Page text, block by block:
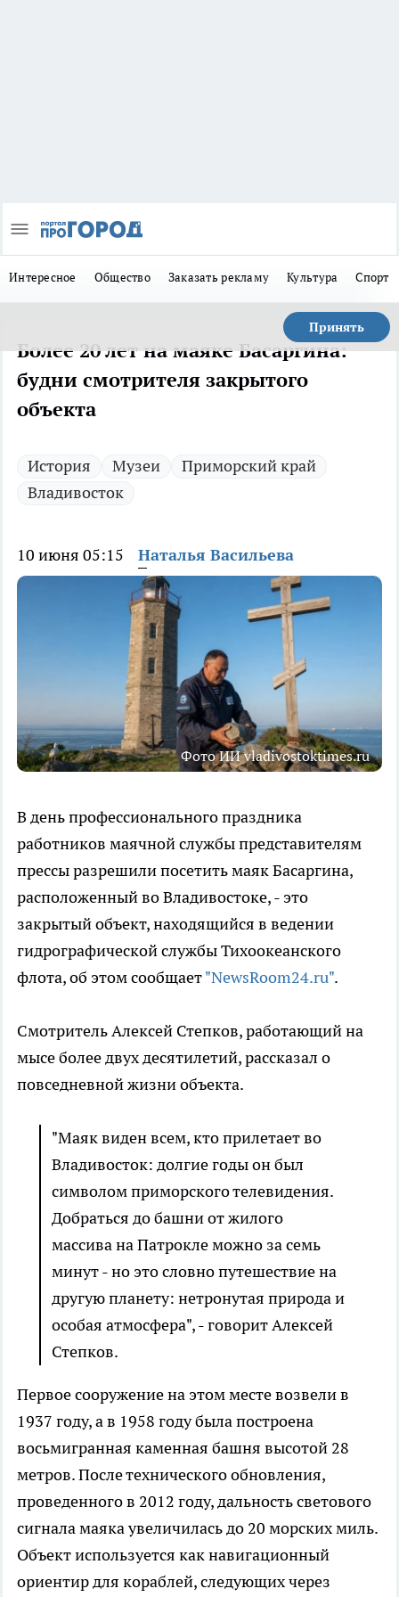
Интересное Общество Заказать рекламу Культура Спорт
Принять
Более 20 лет на маяке Басаргина:
будни смотрителя закрытого
объекта
История Музеи
Приморский край
Владивосток
10 июня 05:15 Наталья Васильева
Фото ИИ vladivostoktimes.ru
В день профессионального праздника
работников маячной службы представителям
прессы разрешили посетить маяк Басаргина,
расположенный во Владивостоке, - это
закрытый объект, находящийся в ведении
гидрографической службы Тихоокеанского
флота, об этом сообщает"NewsRoom24.ru".
Смотритель Алексей Степков, работающий на
мысе более двух десятилетий, рассказал о
повседневной жизни объекта.
"Маяк виден всем, кто прилетает во
Владивосток: долгие годы он был
символом приморского телевидения.
Добраться до башни от жилого
массива на Патрокле можно за семь
минут - но это словно путешествие на
другую планету: нетронутая природа и
особая атмосфера", - говорит Алексей
Степков.
Первое сооружение на этом месте возвели в
1937 году, а в 1958 году была построена
восьмигранная каменная башня высотой 28
метров. После технического обновления,
проведенного в 2012 году, дальность светового
сигнала маяка увеличилась до 20 морских миль.
Объект используется как навигационный
ориентир для кораблей, следующих через